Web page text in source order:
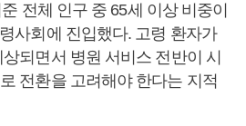
전체 인구 중 65세 이상 비중이
사회에 진입했다. 고령 환자가
되면서 병원 서비스 전반이 시
전환을 고려해야 한다는 지적